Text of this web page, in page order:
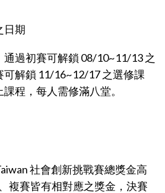
日期
過初賽可解鎖 08/10~11/13 之
解鎖 11/16~12/17 之選修課
程，每人需修滿八堂。
社會創新挑戰賽總獎金高
複賽皆有相對應之獎金，決賽